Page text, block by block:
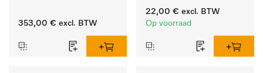
353,00 € excl. BTW
22,00 € excl. BTW
Op voorraad